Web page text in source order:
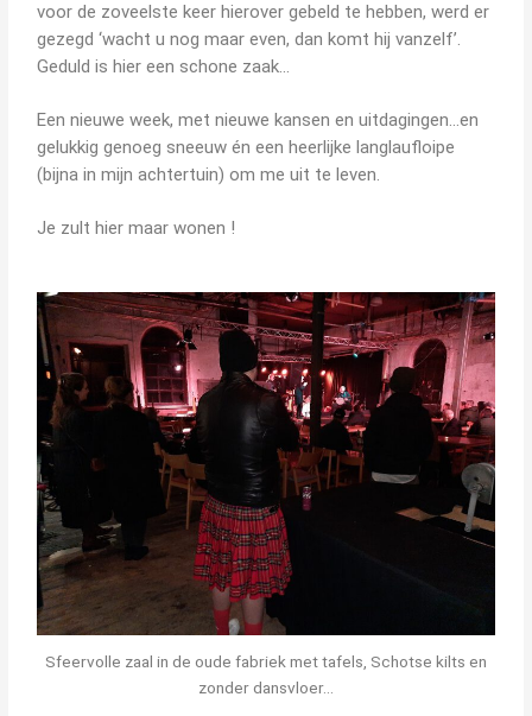
voor de zoveelste keer hierover gebeld te hebben, werd er
gezegd ‘wacht u nog maar even, dan komt hij vanzelf’.
Geduld is hier een schone zaak…
Een nieuwe week, met nieuwe kansen en uitdagingen…en
gelukkig genoeg sneeuw én een heerlijke langlaufloipe
(bijna in mijn achtertuin) om me uit te leven.
Je zult hier maar wonen !
Sfeervolle zaal in de oude fabriek met tafels, Schotse kilts en
zonder dansvloer...